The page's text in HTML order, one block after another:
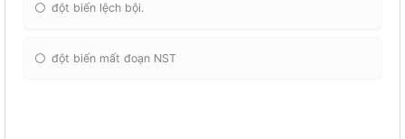
đột biến lệch bội.
đột biến mất đoạn NST